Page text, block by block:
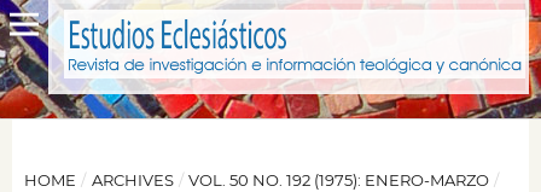
HOME / ARCHIVES / VOL. 50 NO. 192 (1975): ENERO-MARZO /